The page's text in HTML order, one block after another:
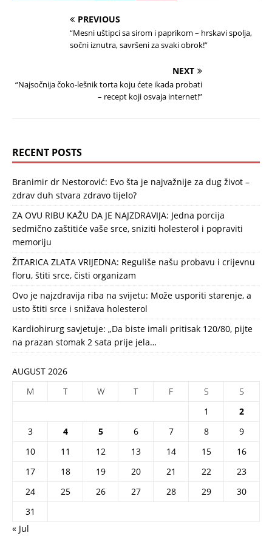
PREVIOUS
“Mesni uštipci sa sirom i paprikom – hrskavi spolja,
sočni iznutra, savršeni za svaki obrok!”
NEXT
“Najsočnija čoko-lešnik torta koju ćete ikada probati
– recept koji osvaja internet!”
RECENT POSTS
Branimir dr Nestorović: Evo šta je najvažnije za dug život –
zdrav duh stvara zdravo tijelo?
ZA OVU RIBU KAŽU DA JE NAJZDRAVIJA: Jedna porcija
sedmično zaštitiće vaše srce, sniziti holesterol i popraviti
memoriju
ŽITARICA ZLATA VRIJEDNA: Reguliše našu probavu i crijevnu
floru, štiti srce, čisti organizam
Ovo je najzdravija riba na svijetu: Može usporiti starenje, a
usto štiti srce i snižava holesterol
Kardiohirurg savjetuje: „Da biste imali pritisak 120/80, pijte
na prazan stomak 2 sata prije jela…
AUGUST 2026
M
T W T F S
S
1
2
3
4 5 6 7 8
9
10
11 12 13 14 15
16
17
18 19 20 21 22
23
24
25 26 27 28 29
30
31
« Jul